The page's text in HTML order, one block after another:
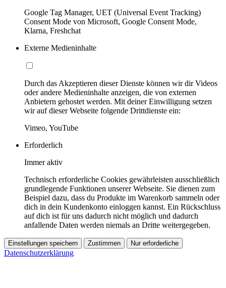
Google Tag Manager, UET (Universal Event Tracking)
Consent Mode von Microsoft, Google Consent Mode,
Klarna, Freshchat
Externe Medieninhalte
Durch das Akzeptieren dieser Dienste können wir dir Videos
oder andere Medieninhalte anzeigen, die von externen
Anbietern gehostet werden. Mit deiner Einwilligung setzen
wir auf dieser Webseite folgende Drittdienste ein:
Vimeo, YouTube
Erforderlich
Immer aktiv
Technisch erforderliche Cookies gewährleisten ausschließlich
grundlegende Funktionen unserer Webseite. Sie dienen zum
Beispiel dazu, dass du Produkte im Warenkorb sammeln oder
dich in dein Kundenkonto einloggen kannst. Ein Rückschluss
auf dich ist für uns dadurch nicht möglich und dadurch
anfallende Daten werden niemals an Dritte weitergegeben.
Einstellungen speichern Zustimmen Nur erforderliche
Datenschutzerklärung